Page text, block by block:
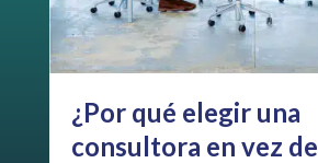
¿Por qué elegir una
consultora en vez de